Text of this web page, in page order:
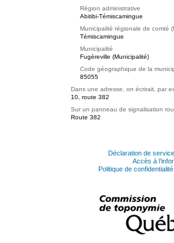
Région administrative
Abitibi-Témiscamingue
Municipalité régionale de comté
Témiscamingue
Municipalité
Fugèreville (Municipalité)
Code géographique de la
85055
Dans une adresse, on écrirait, par
10, route 382
Sur un panneau de signalisation
Route 382
Déclaration de
Accès à
Politique de confidentialité